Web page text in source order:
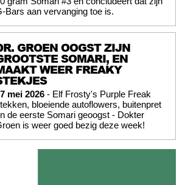
Bars aan vervanging toe is.
GROEN OOGST ZIJN
SOMARI, EN
WEER FREAKY
mei 2026 - Elf Frosty's Purple Freak
bloeiende autoflowers, buitenpret
de eerste Somari geoogst - Dokter
is weer goed bezig deze week!